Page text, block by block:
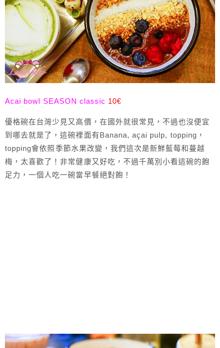
Acai bowl SEASON classic 10€
優格碗在台灣少見又高價，在國外就很常見，不過也沒便宜
到哪去就是了，這碗裡面有Banana, açai pulp, topping，
topping會依照季節水果改變，我們這次是新鮮藍莓和蔓越
梅，太喜歡了！非常健康又好吃，不過千萬別小看這碗的飽
足力，一個人吃一碗當早餐絕對飽！